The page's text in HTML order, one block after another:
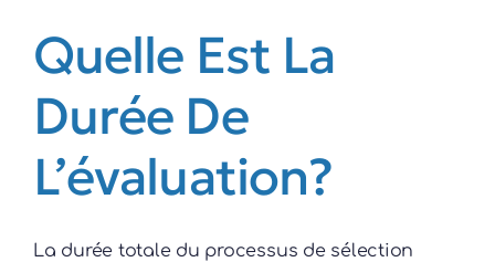
Quelle Est La
Durée De
L’évaluation?
La durée totale du processus de sélection